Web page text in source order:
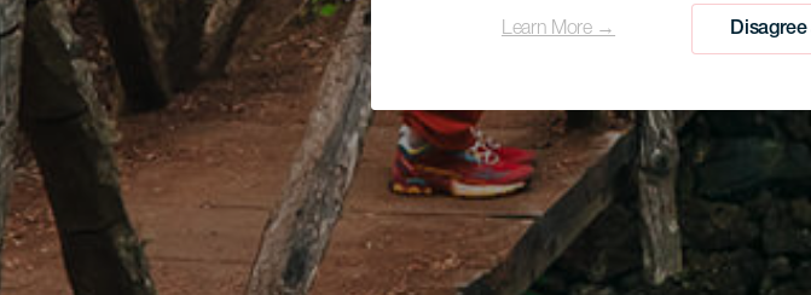
Learn More →